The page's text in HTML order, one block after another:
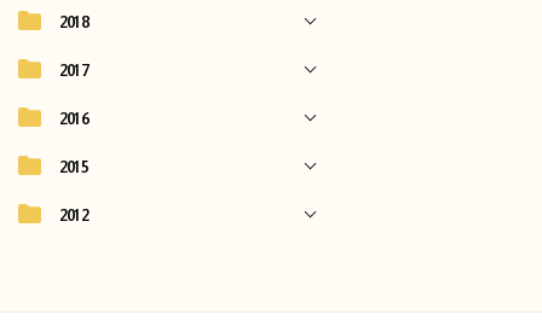
2018
2017
2016
2015
2012